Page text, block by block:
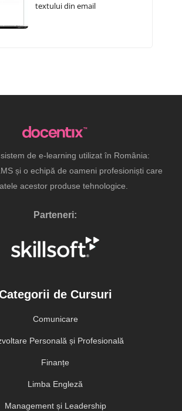
textului din email
de e-learning utilizat în România:
și o echipă de oameni profesioniști care
acestor produse tehnologice.
Parteneri:
de Cursuri
Comunicare
Personală și Profesională
Finanțe
Limba Engleză
Management și Leadership